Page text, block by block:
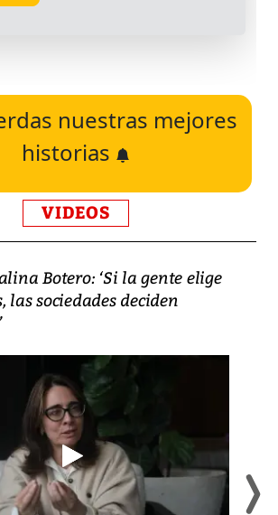
nuestras mejores
historias
VIDEOS
Botero: ‘Si la gente elige
las sociedades deciden